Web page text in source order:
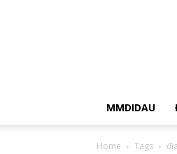
MMDIDAU
Home Tags